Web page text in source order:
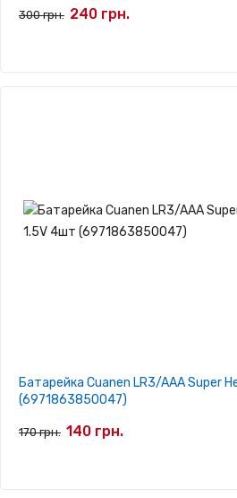
300 грн. 240 грн.
Батарейка Cuanen LR3/AAA Super
(6971863850047)
170 грн. 140 грн.